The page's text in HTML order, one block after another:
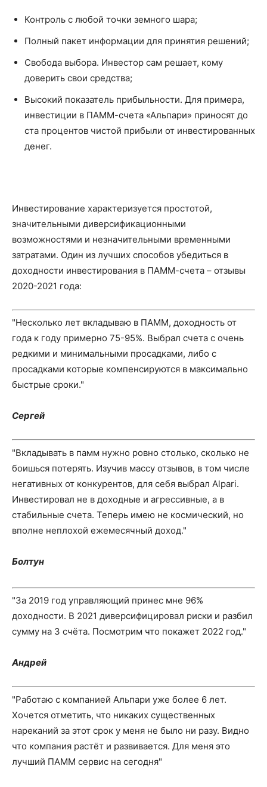
Контроль с любой точки земного шара;
Полный пакет информации для принятия решений;
Свобода выбора. Инвестор сам решает, кому
доверить свои средства;
Высокий показатель прибыльности. Для примера,
инвестиции в ПАММ-счета «Альпари» приносят до
ста процентов чистой прибыли от инвестированных
денег.
Инвестирование характеризуется простотой,
значительными диверсификационными
возможностями и незначительными временными
затратами. Один из лучших способов убедиться в
доходности инвестирования в ПАММ-счета – отзывы
2020-2021 года:
"Несколько лет вкладываю в ПАММ, доходность от
года к году примерно 75-95%. Выбрал счета с очень
редкими и минимальными просадками, либо с
просадками которые компенсируются в максимально
быстрые сроки."
Сергей
"Вкладывать в памм нужно ровно столько, сколько не
боишься потерять. Изучив массу отзывов, в том числе
негативных от конкурентов, для себя выбрал Alpari.
Инвестировал не в доходные и агрессивные, а в
стабильные счета. Теперь имею не космический, но
вполне неплохой ежемесячный доход."
Болтун
"За 2019 год управляющий принес мне 96%
доходности. В 2021 диверсифицировал риски и разбил
сумму на 3 счёта. Посмотрим что покажет 2022 год."
Андрей
"Работаю с компанией Альпари уже более 6 лет.
Хочется отметить, что никаких существенных
нареканий за этот срок у меня не было ни разу. Видно
что компания растёт и развивается. Для меня это
лучший ПАММ сервис на сегодня"